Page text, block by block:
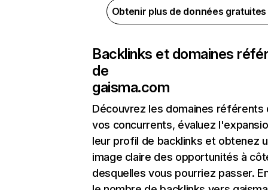
Obtenir plus de données
Backlinks et domaines
de
gaisma.com
Découvrez les domaines référents
vos concurrents, évaluez
leur profil de backlinks et obtenez
image claire des opportunités à
desquelles vous pourriez passer.